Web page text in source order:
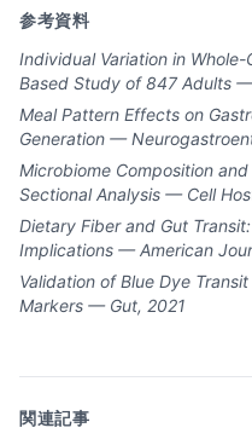
参考資料
Individual Variation in
Based Study of 847 Adults
Meal Pattern Effects on
Generation —
Microbiome Composition
Sectional Analysis — Cell
Dietary Fiber and Gut
Implications — American
Validation of Blue Dye
Markers — Gut, 2021
関連記事